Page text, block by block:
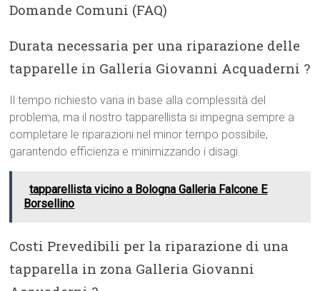
Domande Comuni (FAQ)
Durata necessaria per una riparazione delle
tapparelle in Galleria Giovanni Acquaderni ?
Il tempo richiesto varia in base alla complessità del
problema, ma il nostro tapparellista si impegna sempre a
completare le riparazioni nel minor tempo possibile,
garantendo efficienza e minimizzando i disagi.
tapparellista vicino a Bologna Galleria Falcone E
Borsellino
Costi Prevedibili per la riparazione di una
tapparella in zona Galleria Giovanni